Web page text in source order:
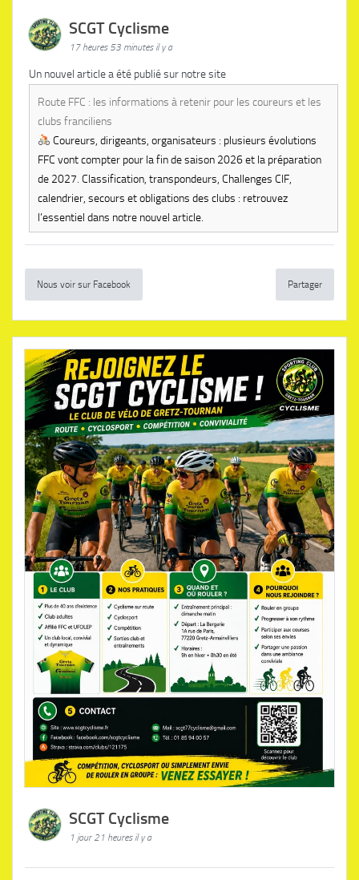
SCGT Cyclisme
17 heures 53 minutes il y a
Un nouvel article a été publié sur notre site
Route FFC : les informations à retenir pour les coureurs et les
clubs franciliens
Coureurs, dirigeants, organisateurs : plusieurs évolutions
FFC vont compter pour la fin de saison 2026 et la préparation
de 2027. Classification, transpondeurs, Challenges CIF,
calendrier, secours et obligations des clubs : retrouvez
l’essentiel dans notre nouvel article.
Nous voir sur Facebook Partager
SCGT Cyclisme
1 jour 21 heures il y a